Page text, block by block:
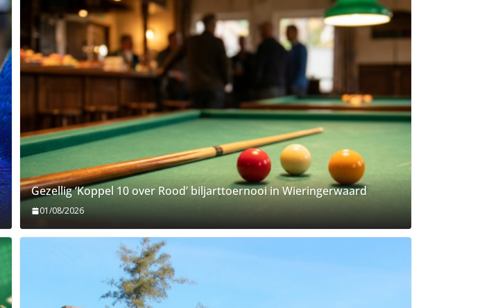
Gezellig ‘Koppel 10 over Rood’ biljarttoernooi in Wieringerwaard
01/08/2026